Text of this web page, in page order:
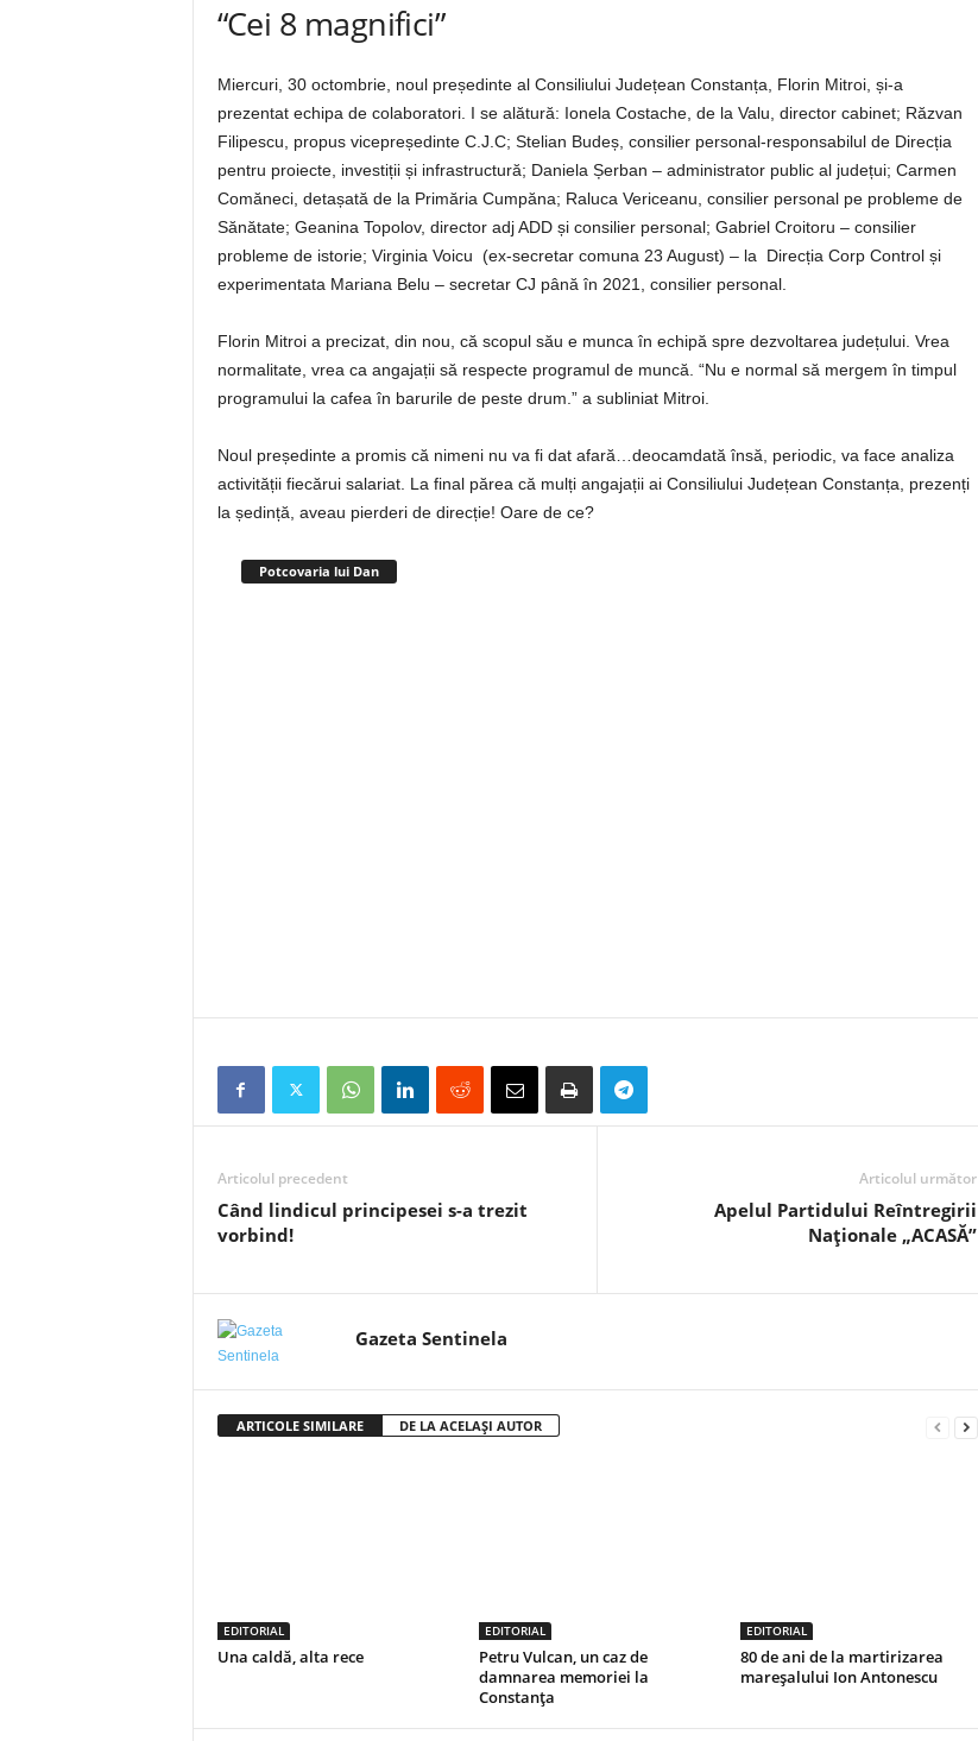
“Cei 8 magnifici”
Miercuri, 30 octombrie, noul președinte al Consiliului Județean Constanța, Florin Mitroi, și-a
prezentat echipa de colaboratori. I se alătură: Ionela Costache, de la Valu, director cabinet; Răzvan
Filipescu, propus vicepreședinte C.J.C; Stelian Budeș, consilier personal-responsabilul de Direcția
pentru proiecte, investiții și infrastructură; Daniela Șerban – administrator public al județui; Carmen
Comăneci, detașată de la Primăria Cumpăna; Raluca Vericeanu, consilier personal pe probleme de
Sănătate; Geanina Topolov, director adj ADD și consilier personal; Gabriel Croitoru – consilier
probleme de istorie; Virginia Voicu (ex-secretar comuna 23 August) – la Direcția Corp Control și
experimentata Mariana Belu – secretar CJ până în 2021, consilier personal.
Florin Mitroi a precizat, din nou, că scopul său e munca în echipă spre dezvoltarea județului. Vrea
normalitate, vrea ca angajații să respecte programul de muncă. “Nu e normal să mergem în timpul
programului la cafea în barurile de peste drum.” a subliniat Mitroi.
Noul președinte a promis că nimeni nu va fi dat afară…deocamdată însă, periodic, va face analiza
activității fiecărui salariat. La final părea că mulți angajații ai Consiliului Județean Constanța, prezenți
la ședință, aveau pierderi de direcție! Oare de ce?
Potcovaria lui Dan
Articolul precedent
Când lindicul principesei s-a trezit
vorbind!
Articolul următor
Apelul Partidului Reîntregirii
Naționale „ACASĂ”
Gazeta Sentinela
ARTICOLE SIMILARE DE LA ACELAȘI AUTOR
EDITORIAL
Una caldă, alta rece
EDITORIAL
Petru Vulcan, un caz de
damnarea memoriei la
Constanța
EDITORIAL
80 de ani de la martirizarea
mareșalului Ion Antonescu